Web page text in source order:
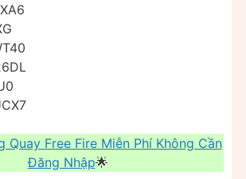
Quay Free Fire Miễn Phí Không Cần
Đăng Nhập🌟